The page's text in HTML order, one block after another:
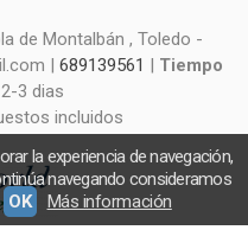
de Montalbán , Toledo -
| 689139561 | Tiempo
2-3 dias
incluidos
la experiencia de navegación,
navegando consideramos
OK Más información